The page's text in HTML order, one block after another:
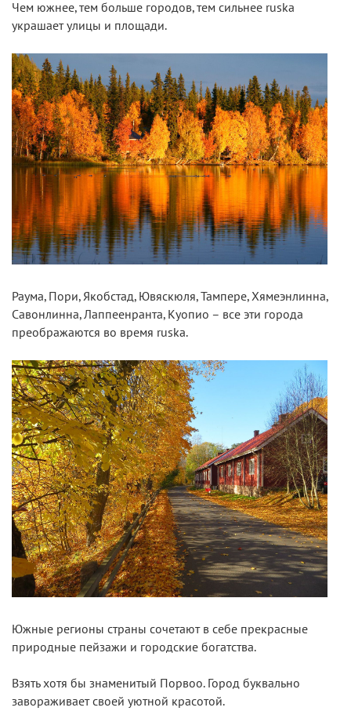
Чем южнее, тем больше городов, тем сильнее ruska
украшает улицы и площади.
Раума, Пори, Якобстад, Ювяскюля, Тампере, Хямеэнлинна,
Савонлинна, Лаппеенранта, Куопио – все эти города
преображаются во время ruska.
Южные регионы страны сочетают в себе прекрасные
природные пейзажи и городские богатства.
Взять хотя бы знаменитый Порвоо. Город буквально
завораживает своей уютной красотой.